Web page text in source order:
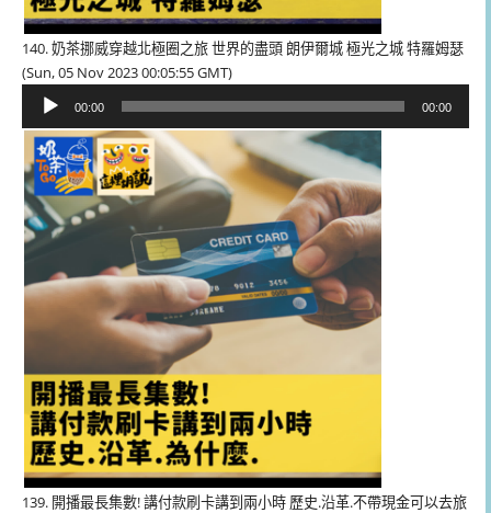
140. 奶茶挪威穿越北極圈之旅 世界的盡頭 朗伊爾城 極光之城 特羅姆瑟
(Sun, 05 Nov 2023 00:05:55 GMT)
播
放
器
00:00 00:00
139. 開播最長集數! 講付款刷卡講到兩小時 歷史.沿革.不帶現金可以去旅